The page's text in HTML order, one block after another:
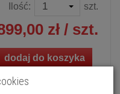
Ilość: szt.
zł / szt.
dodaj do koszyka